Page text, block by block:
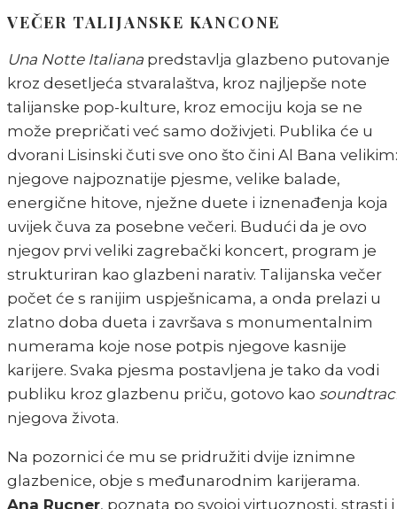
VEČER TALIJANSKE KANCONE
Una Notte Italiana predstavlja glazbeno putovanje
kroz desetljeća stvaralaštva, kroz najljepše note
talijanske pop-kulture, kroz emociju koja se ne
može prepričati već samo doživjeti. Publika će u
dvorani Lisinski čuti sve ono što čini Al Bana velikim:
njegove najpoznatije pjesme, velike balade,
energične hitove, nježne duete i iznenađenja koja
uvijek čuva za posebne večeri. Budući da je ovo
njegov prvi veliki zagrebački koncert, program je
strukturiran kao glazbeni narativ. Talijanska večer
počet će s ranijim uspješnicama, a onda prelazi u
zlatno doba dueta i završava s monumentalnim
numerama koje nose potpis njegove kasnije
karijere. Svaka pjesma postavljena je tako da vodi
publiku kroz glazbenu priču, gotovo kao
njegova života.
Na pozornici će mu se pridružiti dvije iznimne
glazbenice, obje s međunarodnim karijerama.
Ana Rucner, poznata po svojoj virtuoznosti, strasti i